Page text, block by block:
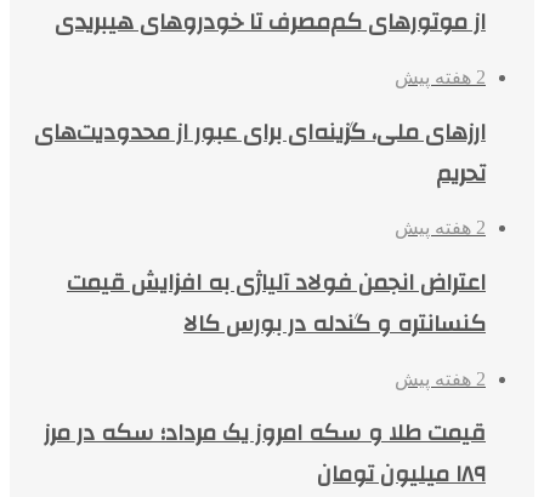
از موتورهای کم‌مصرف تا خودروهای هیبریدی
2 هفته پیش
ارزهای ملی، گزینه‌ای برای عبور از محدودیت‌های
تحریم
2 هفته پیش
اعتراض انجمن فولاد آلیاژی به افزایش قیمت
کنسانتره و گندله در بورس کالا
2 هفته پیش
قیمت طلا و سکه امروز یک مرداد؛ سکه در مرز
۱۸۹ میلیون تومان